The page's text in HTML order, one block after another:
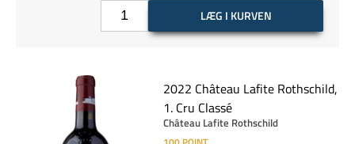
LÆG I KURVEN
2022 Château Lafite Rothschild,
1. Cru Classé
Château Lafite Rothschild